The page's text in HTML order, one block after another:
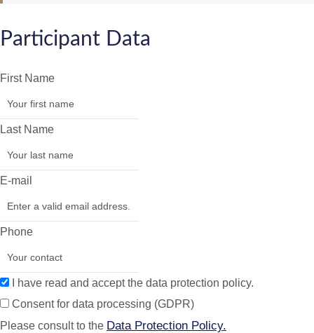
Participant Data
First Name
Last Name
E-mail
Phone
I have read and accept the data protection policy.
Consent for data processing (GDPR)
Please consult to the Data Protection Policy.